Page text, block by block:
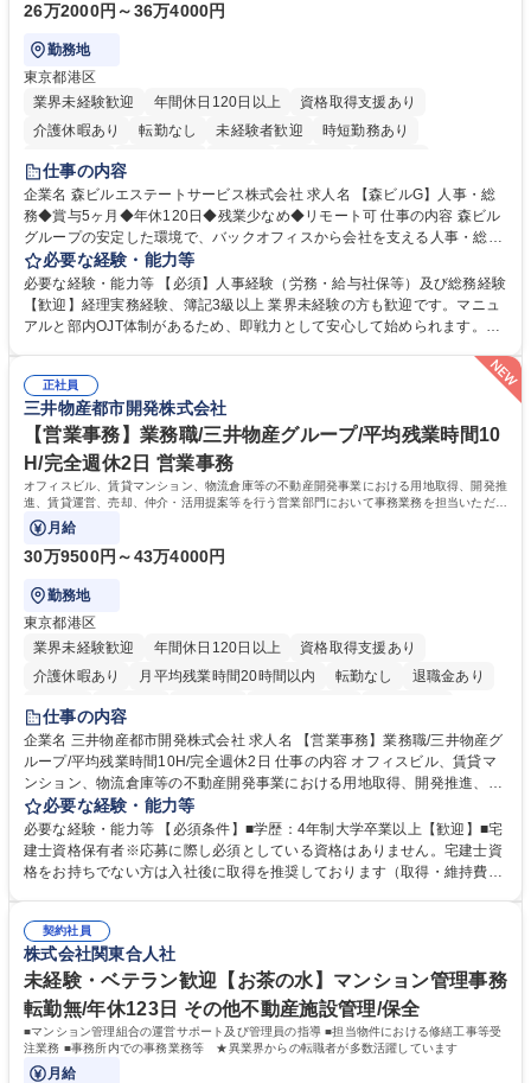
26万2000円～36万4000円
勤務地
東京都港区
業界未経験歓迎
年間休日120日以上
資格取得支援あり
介護休暇あり
転勤なし 未経験者歓迎
時短勤務あり
経験者歓迎
完全週休2日制
交通費支給 長期歓迎 駅近5分以内 土日祝休み
仕事の内容
企業名 森ビルエステートサービス株式会社 求人名 【森ビルG】人事・総
務◆賞与5ヶ月◆年休120日◆残業少なめ◆リモート可 仕事の内容 森ビル
グループの安定した環境で、バックオフィスから会社を支える人事・総務
をお任せします。 労務と総務の業務をバランスよく担当し、ゆくゆくは制
度改定などのコア業務にも挑戦できる、やりがいある環境です。 ■勤怠管
理、給与計算、社会保険手続き、年末調整等の労務管理全般 ■入退社手続
き、社内規定の改定や人事制度改定などのコア業務 ■社内イベントの企画
は部内のOJTを中心に、あなたの経験に合わせて不足している部分はいつ
でも質問・相談できる環境が整っているため、安心して成長できます。 募
集職種 【森ビルG】人事・総務◆賞与5ヶ月◆年休120日◆残業少なめ◆
リモート可
必要な経験・能力等
必要な経験・能力等 【必須】人事経験（労務・給与社保等）及び総務経験
【歓迎】経理実務経験、簿記3級以上 業界未経験の方も歓迎です。マニュ
アルと部内OJT体制があるため、即戦力として安心して始められます。
ます。定型業務に留まらず、社内規定や人事制度の改定など会社のコア業
務に挑戦できるため、自身の成長と組織への貢献度をダイレクトに実感で
きます。 残業少なめ、週1日リモート可など、ワークライフバランスを保
ち長期活躍できる環境です。 「これまでの幅広い経験を活かし、長期的な
キャリアを築きたい」という前向きな意欲と挑戦を全力で応援します。 学
歴・資格 学歴：大学院 大学 高専 短大 専修学校 高校 語学力： 資格：日商
簿記検定1級 日商簿記検定2級 日商簿記検定3級
正社員
三井物産都市開発株式会社
【営業事務】業務職/三井物産グループ/平均残業時間10
H/完全週休2日 営業事務
オフィスビル、賃貸マンション、物流倉庫等の不動産開発事業における用地取得、開発推
進、賃貸運営、売却、仲介・活用提案等を行う営業部門において事務業務を担当いただき
ます。
月給
30万9500円～43万4000円
勤務地
東京都港区
業界未経験歓迎
年間休日120日以上
資格取得支援あり
介護休暇あり
月平均残業時間20時間以内 転勤なし
退職金あり
在宅OK
賞与あり
駅近5分以内
土日祝休み 寮・社宅あり
仕事の内容
企業名 三井物産都市開発株式会社 求人名 【営業事務】業務職/三井物産グ
ループ/平均残業時間10H/完全週休2日 仕事の内容 オフィスビル、賃貸マ
ンション、物流倉庫等の不動産開発事業における用地取得、開発推進、賃
貸運営、売却、仲介・活用提案等を行う営業部門において事務業務を担当
いただきます。 【詳細】・契約書管理、契約書製本、捺印対応、ファイリ
ング、登記簿取得、調書取得・支払業務（各種費用支払、支払管理、請
求・支払データ登録、取引先マスター申請対応）・予算作成及び予実管
の他に担当頂く業務が発生する場合があります。 募集職種 【営業事務】
業務職/三井物産グループ/平均残業時間10H/完全週休2日
必要な経験・能力等
必要な経験・能力等 【必須条件】■学歴：4年制大学卒業以上【歓迎】■宅
建士資格保有者※応募に際し必須としている資格はありません。宅建士資
格をお持ちでない方は入社後に取得を推奨しております（取得・維持費用
ション力がある方。 ・チャレンジを厭わず、粘り強く業務に取り組める
方。多様な関係者と謙虚に信頼関係を構築でき、期限を意識したスケジュ
ール管理が出来る方。※将来的に他部署（営業部門、コーポレート部門）
へのジョブローテーションの可能性があります。 学歴・資格 学歴：大学
院 大学 語学力： 資格：宅地建物取引士
契約社員
株式会社関東合人社
未経験・ベテラン歓迎【お茶の水】マンション管理事務
転勤無/年休123日 その他不動産施設管理/保全
■マンション管理組合の運営サポート及び管理員の指導 ■担当物件における修繕工事等受
注業務 ■事務所内での事務業務等 ★異業界からの転職者が多数活躍しています
月給